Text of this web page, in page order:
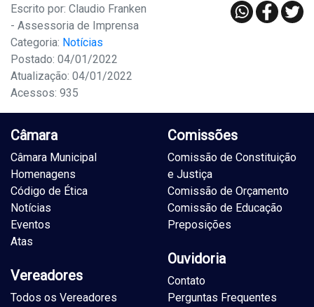
Escrito por: Claudio Franken
- Assessoria de Imprensa
Categoria: Notícias
Postado: 04/01/2022
Atualização: 04/01/2022
Acessos: 935
Câmara
Câmara Municipal
Homenagens
Código de Ética
Notícias
Eventos
Atas
Vereadores
Todos os Vereadores
Comissões
Comissão de Constituição
e Justiça
Comissão de Orçamento
Comissão de Educação
Preposições
Ouvidoria
Contato
Perguntas Frequentes